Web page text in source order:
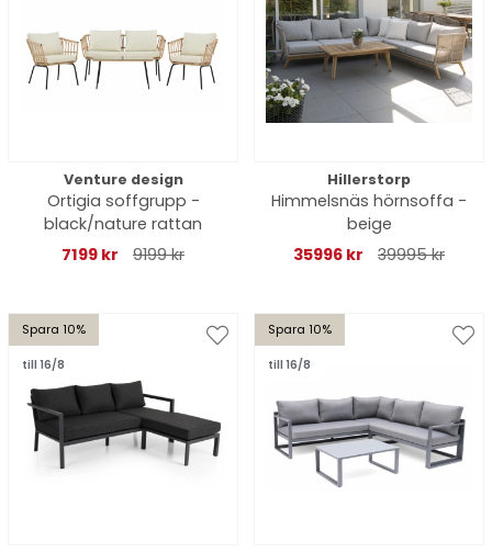
Venture design
Ortigia soffgrupp -
black/nature rattan
7199 kr
9199 kr
Hillerstorp
Himmelsnäs hörnsoffa -
beige
35996 kr
39995 kr
Spara 10%
till 16/8
Spara 10%
till 16/8